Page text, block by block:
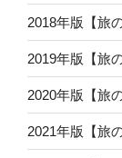
2018年版【旅
2019年版【旅
2020年版【旅
2021年版【旅